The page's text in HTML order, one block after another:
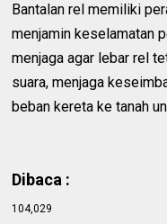
Bantalan rel memiliki
menjamin keselamatan
menjaga agar lebar rel
suara, menjaga
beban kereta ke tanah
Dibaca :
104,029